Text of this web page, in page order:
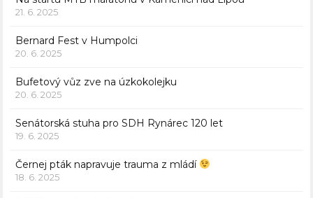
21. 6. 2025
Bernard Fest v Humpolci
20. 6. 2025
Bufetový vůz zve na úzkokolejku
20. 6. 2025
Senátorská stuha pro SDH Rynárec 120 let
19. 6. 2025
Černej pták napravuje trauma z mládí
18. 6. 2025